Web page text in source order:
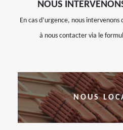
NOUS
En cas d’urgence, nous intervenons
à nous contacter via le
NOUS